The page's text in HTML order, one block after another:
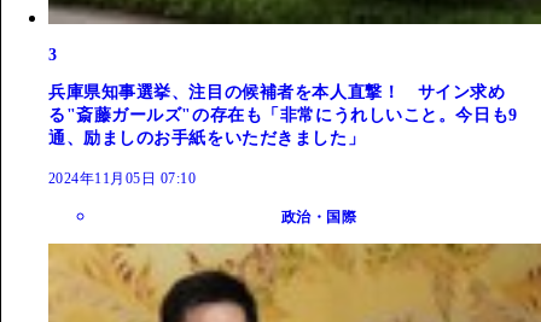
3
兵庫県知事選挙、注目の候補者を本人直撃！ サイン求め
る"斎藤ガールズ"の存在も「非常にうれしいこと。今日も9
通、励ましのお手紙をいただきました」
2024年11月05日 07:10
政治・国際